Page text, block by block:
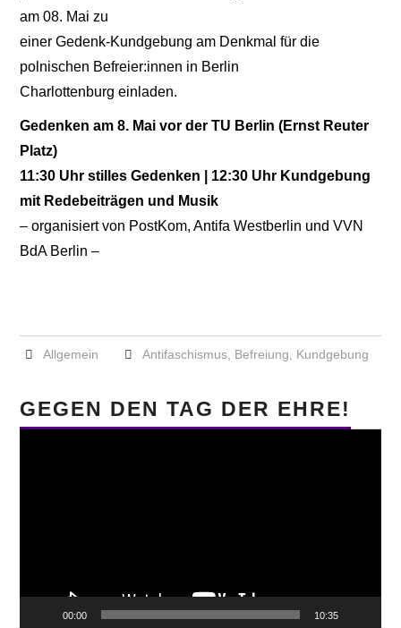
am 08. Mai zu
einer Gedenk-Kundgebung am Denkmal für die
polnischen Befreier:innen in Berlin
Charlottenburg einladen.
Gedenken am 8. Mai vor der TU Berlin (Ernst Reuter
Platz)
11:30 Uhr stilles Gedenken | 12:30 Uhr Kundgebung
mit Redebeiträgen und Musik
– organisiert von PostKom, Antifa Westberlin und VVN
BdA Berlin –
Allgemein Antifaschismus, Befreiung Kundgebung
GEGEN DEN TAG DER EHRE!
00:00 10:35